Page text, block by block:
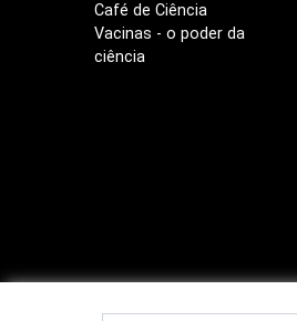
Café de Ciência
Vacinas - o poder da
ciência